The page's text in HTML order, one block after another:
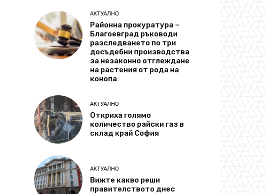
АКТУАЛНО
Районна прокуратура –
Благоевград ръководи
разследването по три
досъдебни производства
за незаконно отглеждане
на растения от рода на
конопа
АКТУАЛНО
Откриха голямо
количество райски газ в
склад край София
АКТУАЛНО
Вижте какво реши
правителството днес